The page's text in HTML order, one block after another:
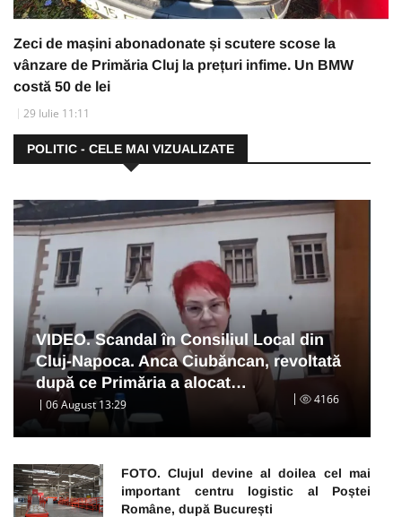
Zeci de mașini abonadonate și scutere scose la
vânzare de Primăria Cluj la prețuri infime. Un BMW
costă 50 de lei
29 Iulie 11:11
POLITIC - CELE MAI VIZUALIZATE
VIDEO. Scandal în Consiliul Local din
Cluj-Napoca. Anca Ciubăncan, revoltată
după ce Primăria a alocat…
06 August 13:29 4166
FOTO. Clujul devine al doilea cel mai
important centru logistic al Poștei
Române, după București